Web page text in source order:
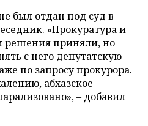
был отдан под суд в
«Прокуратура и
решения приняли, но
с него депутатскую
по запросу прокурора.
абхазское
– добавил